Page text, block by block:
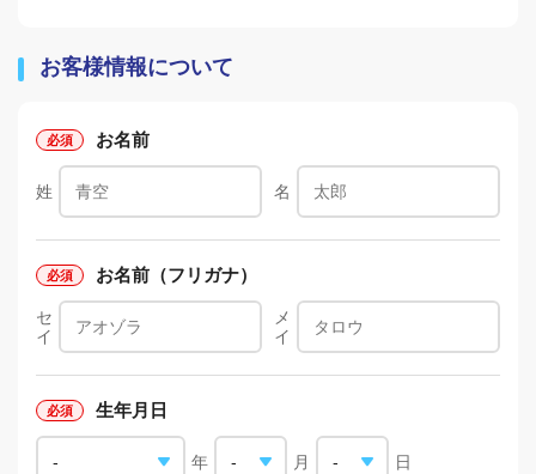
お客様情報について
お名前
姓 名
お名前（フリガナ）
セ
イ
メ
イ
生年月日
年 月 日